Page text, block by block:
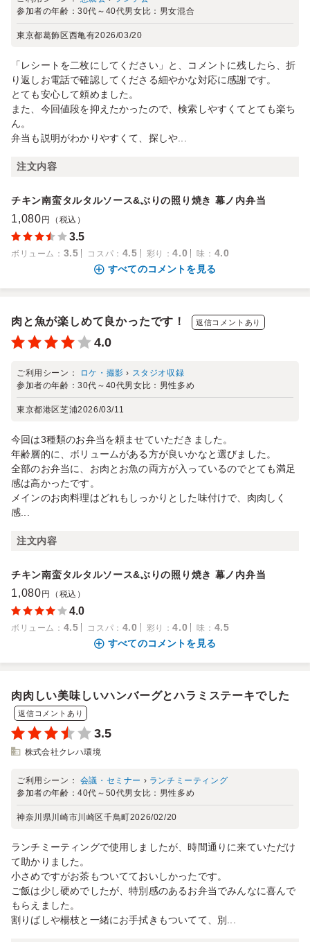
参加者の年齢：30代～40代男女比： 男女混合
東京都葛飾区西亀有2026/03/20
「レシートを二枚にしてください」と、コメントに残したら、折
り返しお電話で確認してくださる細やかな対応に感謝です。
とても安心して頼めました。
また、今回値段を抑えたかったので、検索しやすくてとても楽ち
ん。
弁当も説明がわかりやすくて、探しや...
注文内容
チキン南蛮タルタルソース&ぶりの照り焼き 幕ノ内弁当
1,080 円（税込）
3.5
ボリューム ： 3.5 コスパ ： 4.5 彩り ：4.0 味 ： 4.0
すべてのコメントを見る
肉と魚が楽しめて良かったです！ 返信コメントあり
4.0
ご利用シーン： ロケ・撮影 › スタジオ収録
参加者の年齢：30代～40代男女比： 男性多め
東京都港区芝浦2026/03/11
今回は3種類のお弁当を頼ませていただきました。
年齢層的に、ボリュームがある方が良いかなと選びました。
全部のお弁当に、お肉とお魚の両方が入っているのでとても満足
感は高かったです。
メインのお肉料理はどれもしっかりとした味付けで、肉肉しく
感...
注文内容
チキン南蛮タルタルソース&ぶりの照り焼き 幕ノ内弁当
1,080 円（税込）
4.0
ボリューム ： 4.5 コスパ ： 4.0 彩り ：4.0 味 ： 4.5
すべてのコメントを見る
肉肉しい美味しいハンバーグとハラミステーキでした
返信コメントあり
3.5
株式会社クレハ環境
ご利用シーン： 会議・セミナー › ランチミーティング
参加者の年齢：40代～50代男女比： 男性多め
神奈川県川崎市川崎区千鳥町2026/02/20
ランチミーティングで使用しましたが、時間通りに来ていただけ
て助かりました。
小さめですがお茶もついてておいしかったです。
ご飯は少し硬めでしたが、特別感のあるお弁当でみんなに喜んで
もらえました。
割りばしや楊枝と一緒にお手拭きもついてて、別...